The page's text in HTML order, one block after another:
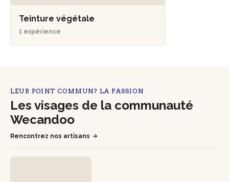
Teinture végétale
1 expérience
LEUR POINT COMMUN? LA PASSION
Les visages de la communauté
Wecandoo
Rencontrez nos artisans